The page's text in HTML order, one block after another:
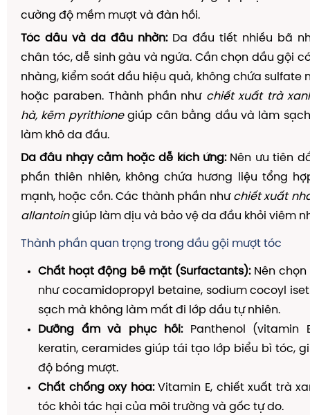
cường độ mềm mượt và đàn hồi.
Tóc dầu và da đầu nhờn:Da đầu tiết nhiều bã
chân tóc, dễ sinh gàu và ngứa. Cần chọn dầu gội
nhàng, kiểm soát dầu hiệu quả, không chứa sulfate
hoặc paraben. Thành phần như chiết xuất trà
hà, kẽm pyrithionegiúp cân bằng dầu và làm
làm khô da đầu.
Da đầu nhạy cảm hoặc dễ kích ứng:Nên ưu tiên
phần thiên nhiên, không chứa hương liệu tổng
mạnh, hoặc cồn. Các thành phần như chiết xuất
allantoingiúp làm dịu và bảo vệ da đầu khỏi viêm
Thành phần quan trọng trong dầu gội mượt tóc
Chất hoạt động bề mặt (Surfactants):Nên chọn
như cocamidopropyl betaine, sodium cocoyl
sạch mà không làm mất đi lớp dầu tự nhiên.
Dưỡng ẩm và phục hồi:Panthenol (vitamin
keratin, ceramides giúp tái tạo lớp biểu bì tóc,
độ bóng mượt.
Chất chống oxy hóa:Vitamin E, chiết xuất trà
tóc khỏi tác hại của môi trường và gốc tự do.